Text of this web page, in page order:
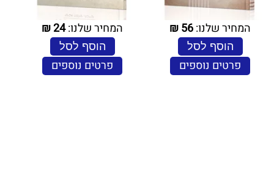
המחיר שלנו:56
₪
הוסף לסל
פרטים נוספים
המחיר שלנו:24
₪
הוסף לסל
פרטים נוספים